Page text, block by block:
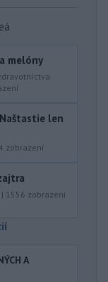
melóny
Naštastie len
zobrazení
| 1556 zobrazení
A